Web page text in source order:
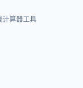
算器工具